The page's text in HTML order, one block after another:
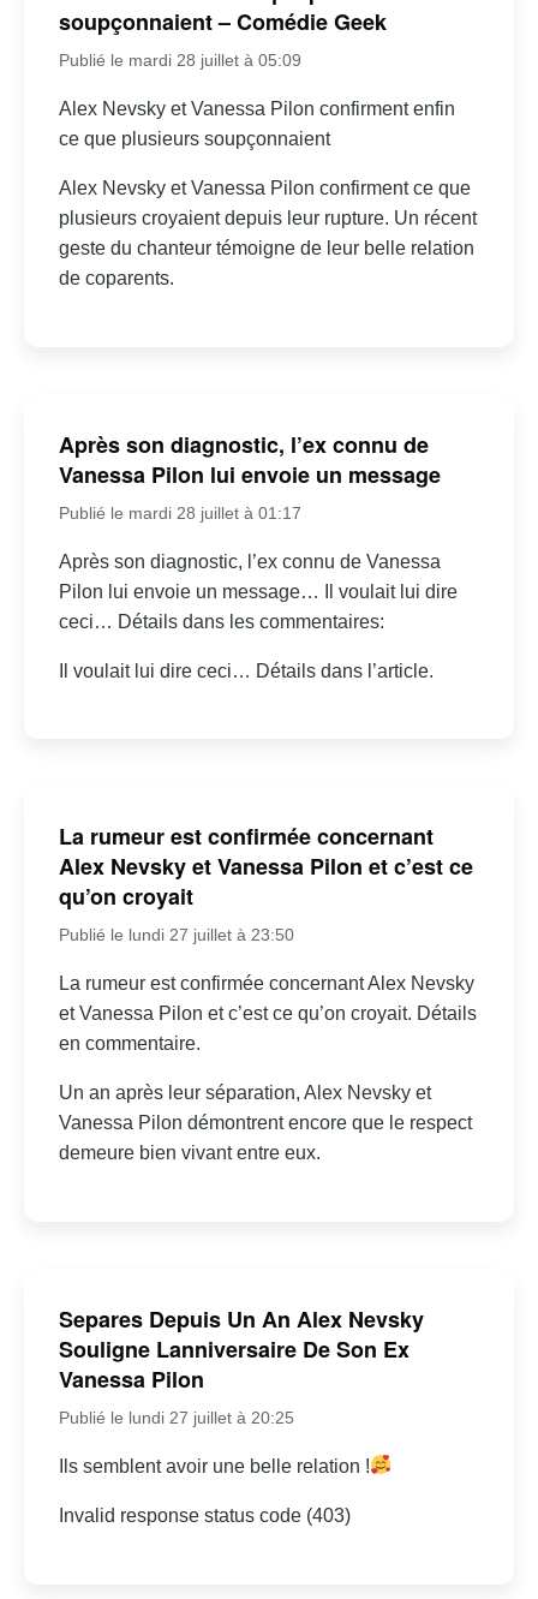
soupçonnaient – Comédie Geek
Publié le mardi 28 juillet à 05:09
Alex Nevsky et Vanessa Pilon confirment enfin
ce que plusieurs soupçonnaient
Alex Nevsky et Vanessa Pilon confirment ce que
plusieurs croyaient depuis leur rupture. Un récent
geste du chanteur témoigne de leur belle relation
de coparents.
Après son diagnostic, l’ex connu de
Vanessa Pilon lui envoie un message
Publié le mardi 28 juillet à 01:17
Après son diagnostic, l’ex connu de Vanessa
Pilon lui envoie un message… Il voulait lui dire
ceci… Détails dans les commentaires:
Il voulait lui dire ceci… Détails dans l’article.
La rumeur est confirmée concernant
Alex Nevsky et Vanessa Pilon et c’est ce
qu’on croyait
Publié le lundi 27 juillet à 23:50
La rumeur est confirmée concernant Alex Nevsky
et Vanessa Pilon et c’est ce qu’on croyait. Détails
en commentaire.
Un an après leur séparation, Alex Nevsky et
Vanessa Pilon démontrent encore que le respect
demeure bien vivant entre eux.
Separes Depuis Un An Alex Nevsky
Souligne Lanniversaire De Son Ex
Vanessa Pilon
Publié le lundi 27 juillet à 20:25
Ils semblent avoir une belle relation !
Invalid response status code (403)